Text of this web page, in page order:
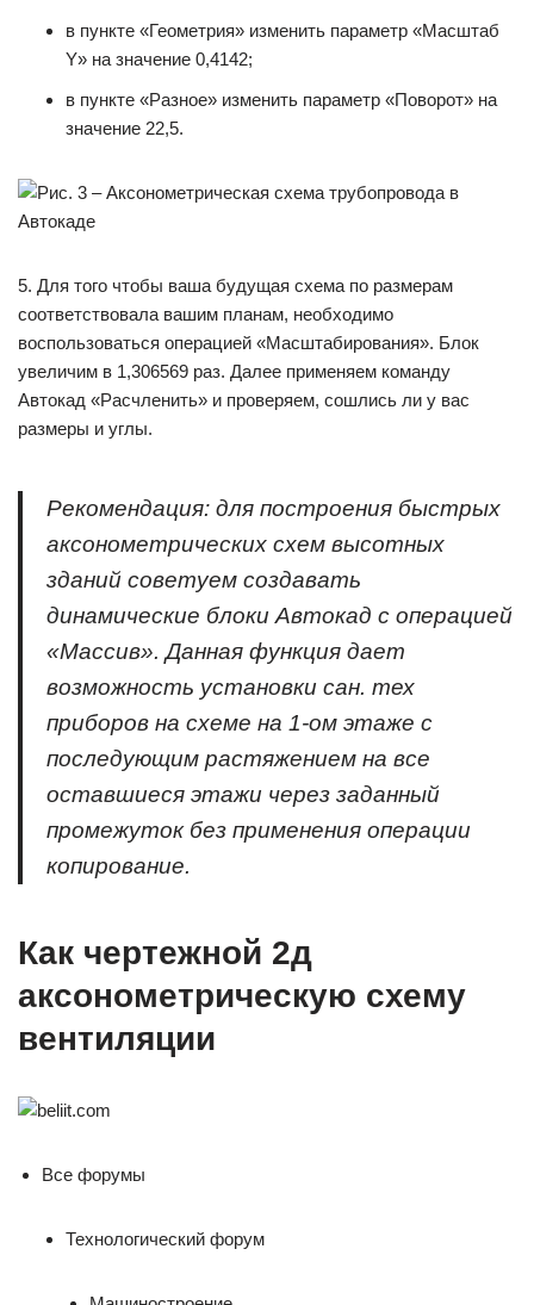
в пункте «Геометрия» изменить параметр «Масштаб
Y» на значение 0,4142;
в пункте «Разное» изменить параметр «Поворот» на
значение 22,5.
5. Для того чтобы ваша будущая схема по размерам
соответствовала вашим планам, необходимо
воспользоваться операцией «Масштабирования». Блок
увеличим в 1,306569 раз. Далее применяем команду
Автокад «Расчленить» и проверяем, сошлись ли у вас
размеры и углы.
Рекомендация: для построения быстрых
аксонометрических схем высотных
зданий советуем создавать
динамические блоки Автокад с операцией
«Массив». Данная функция дает
возможность установки сан. тех
приборов на схеме на 1-ом этаже с
последующим растяжением на все
оставшиеся этажи через заданный
промежуток без применения операции
копирование.
Как чертежной 2д
аксонометрическую схему
вентиляции
Все форумы
Технологический форум